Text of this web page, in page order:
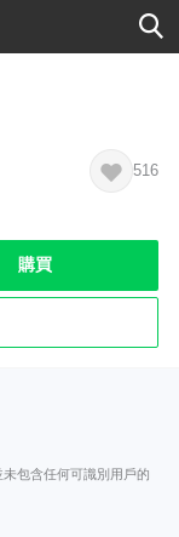
516
購買
包含任何可識別用戶的